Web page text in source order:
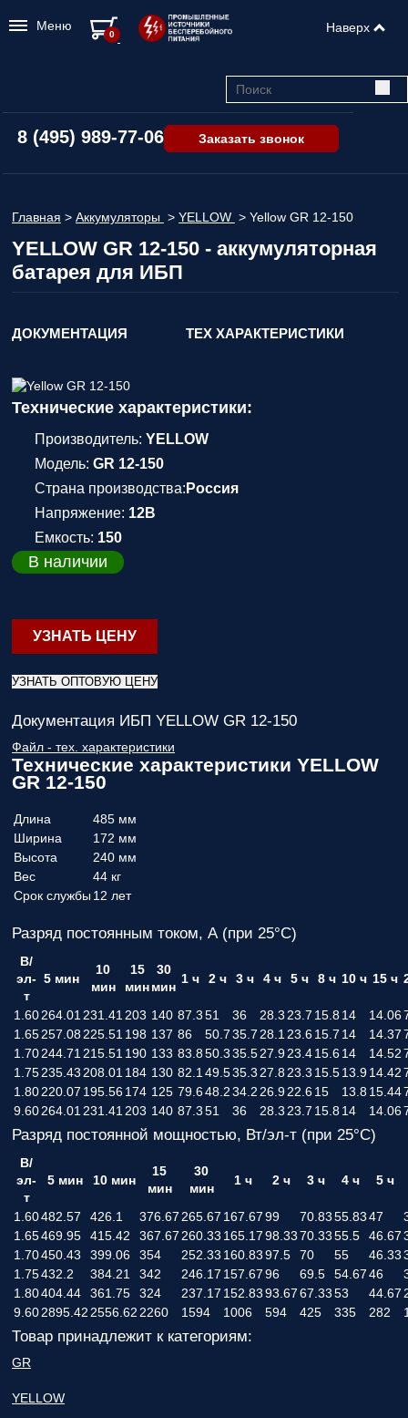
8 (495) 989-77-06 Заказать звонок
Главная > Аккумуляторы > YELLOW > Yellow GR 12-150
YELLOW GR 12-150 - аккумуляторная
батарея для ИБП
ДОКУМЕНТАЦИЯ ТЕХ ХАРАКТЕРИСТИКИ
Технические характеристики:
Производитель: YELLOW
Модель: GR 12-150
Страна производства: Россия
Напряжение: 12В
Емкость: 150
В наличии
УЗНАТЬ ЦЕНУ
УЗНАТЬ ОПТОВУЮ ЦЕНУ
Документация ИБП YELLOW GR 12-150
Файл - тех. характеристики
Технические характеристики YELLOW
GR 12-150
Длина
485 мм
Ширина
172 мм
Высота
240 мм
Вес
44 кг
Срок службы 12 лет
Разряд постоянным током, А (при 25°С)
В/
эл-
т
5 мин
10
мин
15
мин
30
мин
1 ч 2 ч 3 ч 4 ч 5 ч 8 ч 10 ч 15 ч
1.60264.01 231.41 203 140 87.351 36 28.3 23.7 15.8 14 14.06
1.65257.08 225.51 198 137 86 50.735.7 28.1 23.615.7 14 14.37
1.70244.71 215.51 190 133 83.850.335.527.923.415.614 14.52
1.75235.43 208.01 184 130 82.1 49.535.3 27.8 23.3 15.513.914.42
1.80220.07 195.56174 125 79.648.234.2 26.922.615 13.8 15.44
9.60264.01 231.41 203 140 87.351 36 28.3 23.7 15.8 14 14.06
Разряд постоянной мощностью, Вт/эл-т (при 25°С)
В/
эл-
т
5 мин 10 мин
15
мин
30
мин
1 ч 2 ч 3 ч 4 ч 5 ч
1.60482.57 426.1 376.67 265.67 167.6799 70.8355.8347
1.65469.95 415.42 367.67 260.33 165.1798.3370.3355.5 46.67
1.70450.43 399.06 354 252.33 160.8397.5 70 55 46.33
1.75432.2 384.21 342 246.17 157.6796 69.5 54.6746
1.80404.44 361.75 324 237.17 152.8393.6767.3353 44.67
9.602895.42 2556.62 2260 1594 1006 594 425 335 282
Товар принадлежит к категориям:
GR
YELLOW
Меню Наверх
0